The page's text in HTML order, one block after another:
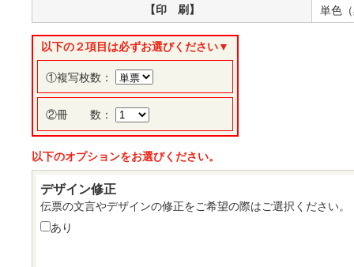
【印 刷】 単色
以下の２項目は必ずお選びください▼
①複写枚数：
②冊 数：
以下のオプションをお選びください。
デザイン修正
伝票の文言やデザインの修正をご希望の際はご選択ください。
あり